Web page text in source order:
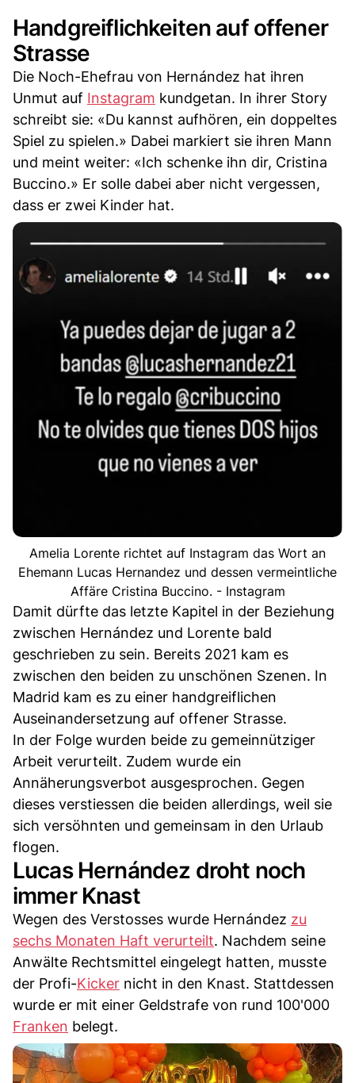
Handgreiflichkeiten auf offener
Strasse
Die Noch-Ehefrau von Hernández hat ihren
Unmut auf Instagram kundgetan. In ihrer Story
schreibt sie: «Du kannst aufhören, ein doppeltes
Spiel zu spielen.» Dabei markiert sie ihren Mann
und meint weiter: «Ich schenke ihn dir, Cristina
Buccino.» Er solle dabei aber nicht vergessen,
dass er zwei Kinder hat.
Amelia Lorente richtet auf Instagram das Wort an
Ehemann Lucas Hernandez und dessen vermeintliche
Affäre Cristina Buccino. - Instagram
Damit dürfte das letzte Kapitel in der Beziehung
zwischen Hernández und Lorente bald
geschrieben zu sein. Bereits 2021 kam es
zwischen den beiden zu unschönen Szenen. In
Madrid kam es zu einer handgreiflichen
Auseinandersetzung auf offener Strasse.
In der Folge wurden beide zu gemeinnütziger
Arbeit verurteilt. Zudem wurde ein
Annäherungsverbot ausgesprochen. Gegen
dieses verstiessen die beiden allerdings, weil sie
sich versöhnten und gemeinsam in den Urlaub
flogen.
Lucas Hernández droht noch
immer Knast
Wegen des Verstosses wurde Hernández zu
sechs Monaten Haft verurteilt. Nachdem seine
Anwälte Rechtsmittel eingelegt hatten, musste
der Profi-Kicker nicht in den Knast. Stattdessen
wurde er mit einer Geldstrafe von rund 100'000
Franken belegt.